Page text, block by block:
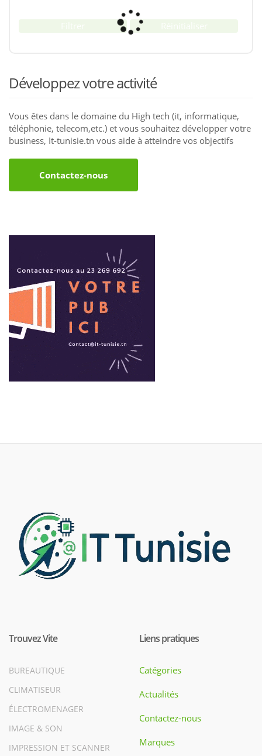
Développez votre activité
Vous êtes dans le domaine du High tech (it, informatique,
téléphonie, telecom,etc.) et vous souhaitez développer votre
business, It-tunisie.tn vous aide à atteindre vos objectifs
Contactez-nous
Trouvez Vite
BUREAUTIQUE
CLIMATISEUR
ÉLECTROMENAGER
IMAGE & SON
IMPRESSION ET SCANNER
Liens pratiques
Catégories
Actualités
Contactez-nous
Marques